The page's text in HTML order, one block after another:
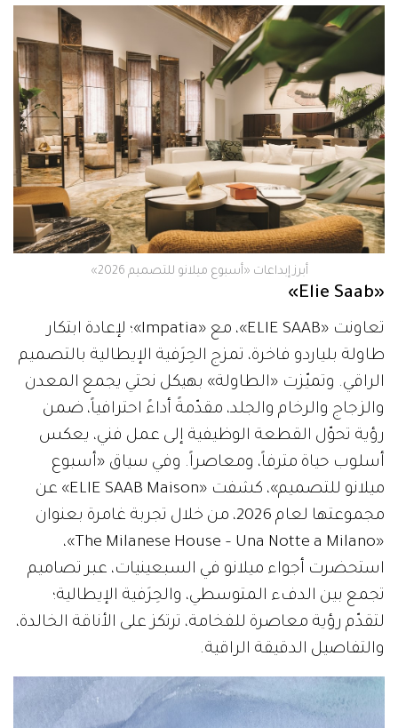
أبرز إبداعات «أسبوع ميلانو للتصميم 2026»
«Elie Saab»
تعاونت «ELIE SAAB»، مع «Impatia»؛ لإعادة ابتكار
طاولة بلياردو فاخرة، تمزج الحِرَفية الإيطالية بالتصميم
الراقي. وتميّزت «الطاولة» بهيكل نحتي يجمع المعدن
والزجاج والرخام والجلد، مقدّمةً أداءً احترافياً، ضمن
رؤية تحوّل القطعة الوظيفية إلى عمل فني، يعكس
أسلوب حياة مترفاً، ومعاصراً. وفي سياق «أسبوع
ميلانو للتصميم»، كشفت «ELIE SAAB Maison» عن
مجموعتها لعام 2026، من خلال تجربة غامرة بعنوان
«The Milanese House – Una Notte a Milano»،
استحضرت أجواء ميلانو في السبعينيات، عبر تصاميم
تجمع بين الدفء المتوسطي، والحِرَفية الإيطالية؛
لتقدّم رؤية معاصرة للفخامة، ترتكز على الأناقة الخالدة،
والتفاصيل الدقيقة الراقية.